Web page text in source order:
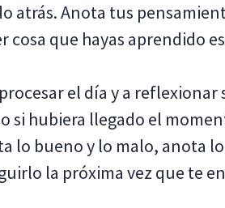
atrás. Anota tus
que hayas aprendido
el día y a reflexionar
si hubiera llegado el
lo bueno y lo malo, anota
la próxima vez que te